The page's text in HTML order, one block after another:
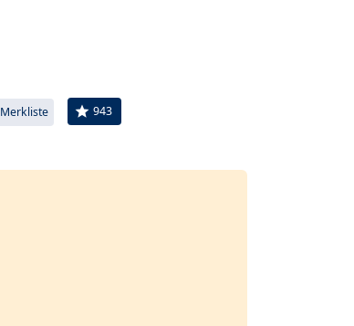
star 943